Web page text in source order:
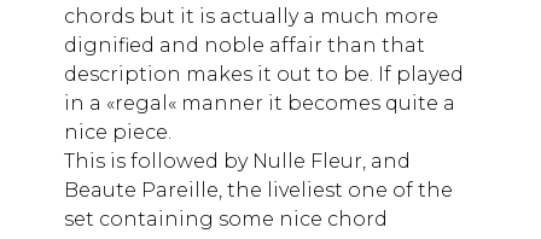
chords but it is actually a much more
dignified and noble affair than that
description makes it out to be. If played
in a «regal« manner it becomes quite a
nice piece.
This is followed by Nulle Fleur, and
Beaute Pareille, the liveliest one of the
set containing some nice chord